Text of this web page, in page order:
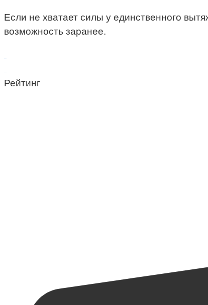
Если не хватает силы у единственного
возможность заранее.
Рейтинг